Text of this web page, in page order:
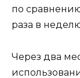
по
раза в
Через два